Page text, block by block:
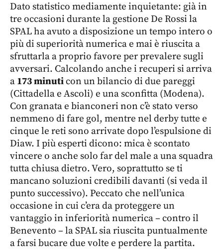
Dato statistico mediamente inquietante: già in
tre occasioni durante la gestione De Rossi la
SPAL ha avuto a disposizione un tempo intero o
più di superiorità numerica e mai è riuscita a
sfruttarla a proprio favore per prevalere sugli
avversari. Calcolando anche i recuperi si arriva
a 173 minuticon un bilancio di due pareggi
(Cittadella e Ascoli) e una sconfitta (Modena).
Con granata e bianconeri non c’è stato verso
nemmeno di fare gol, mentre nel derby tutte e
cinque le reti sono arrivate dopo l’espulsione di
Diaw. I più esperti dicono: mica è scontato
vincere o anche solo far del male a una squadra
tutta chiusa dietro. Vero, soprattutto se ti
mancano soluzioni credibili davanti (si veda il
punto successivo). Peccato che nell’unica
occasione in cui c’era da proteggere un
vantaggio in inferiorità numerica – contro il
Benevento – la SPAL sia riuscita puntualmente
a farsi bucare due volte e perdere la partita.